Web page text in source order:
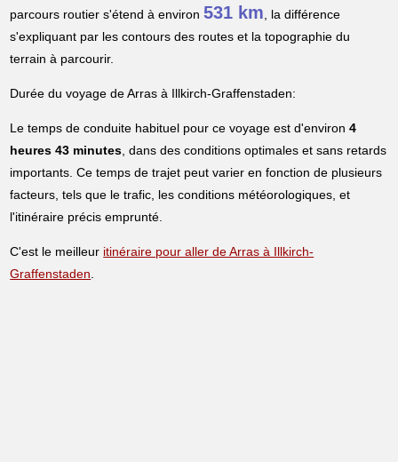
parcours routier s'étend à environ531 km, la différence
s'expliquant par les contours des routes et la topographie du
terrain à parcourir.
Durée du voyage de Arras à Illkirch-Graffenstaden:
Le temps de conduite habituel pour ce voyage est d'environ4
heures 43 minutes, dans des conditions optimales et sans retards
importants. Ce temps de trajet peut varier en fonction de plusieurs
facteurs, tels que le trafic, les conditions météorologiques, et
l'itinéraire précis emprunté.
C'est le meilleur itinéraire pour aller de Arras à Illkirch-
Graffenstaden.